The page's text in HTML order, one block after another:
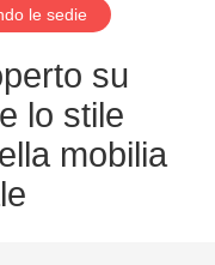
le sedie
su
lo stile
mobilia